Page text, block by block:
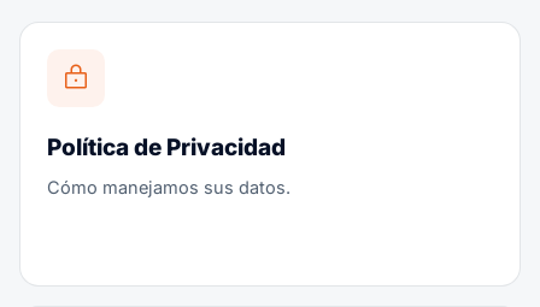
Política de Privacidad
Cómo manejamos sus datos.